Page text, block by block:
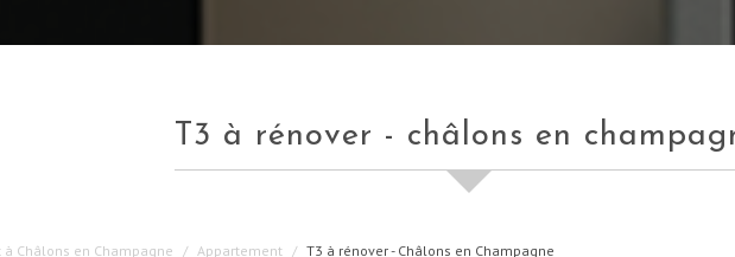
t3 à rénover - châlons en
Châlons en Champagne Appartement T3 à rénover - Châlons en Champagne